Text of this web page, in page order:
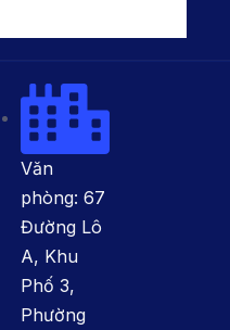
Văn
phòng: 67
Đường Lô
A, Khu
Phố 3,
Phường